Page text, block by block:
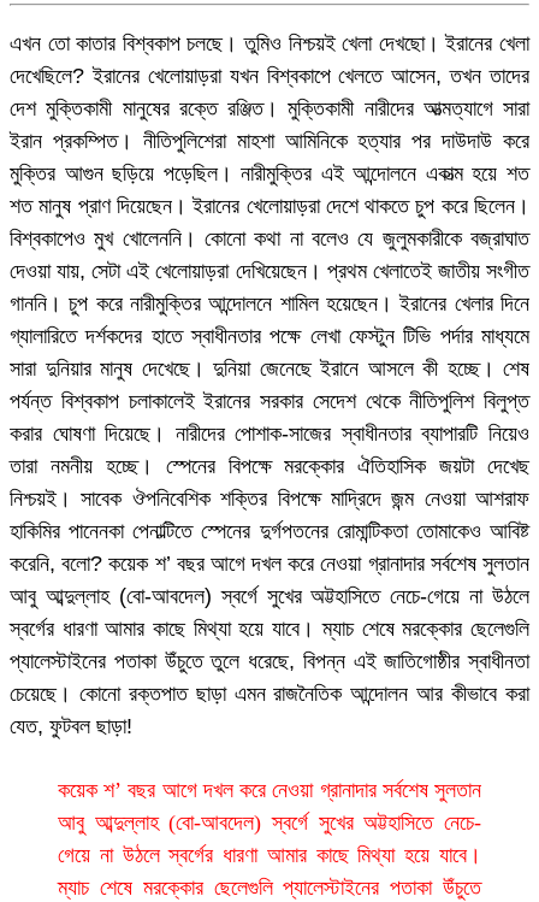
এখন তো কাতার বিশ্বকাপ চলছে। তুমিও নিশ্চয়ই খেলা দেখছো। ইরানের খেলা
দেখেছিলে? ইরানের খেলোয়াড়রা যখন বিশ্বকাপে খেলতে আসেন, তখন তাদের
দেশ মুক্তিকামী মানুষের রক্তে রঞ্জিত। মুক্তিকামী নারীদের আত্মত্যাগে সারা
ইরান প্রকম্পিত। নীতিপুলিশেরা মাহশা আমিনিকে হত্যার পর দাউদাউ করে
মুক্তির আগুন ছড়িয়ে পড়েছিল। নারীমুক্তির এই আন্দোলনে একাত্ম হয়ে শত
শত মানুষ প্রাণ দিয়েছেন। ইরানের খেলোয়াড়রা দেশে থাকতে চুপ করে ছিলেন।
বিশ্বকাপেও মুখ খোলেননি। কোনো কথা না বলেও যে জুলুমকারীকে বজ্রাঘাত
দেওয়া যায়, সেটা এই খেলোয়াড়রা দেখিয়েছেন। প্রথম খেলাতেই জাতীয় সংগীত
গাননি। চুপ করে নারীমুক্তির আন্দোলনে শামিল হয়েছেন। ইরানের খেলার দিনে
গ্যালারিতে দর্শকদের হাতে স্বাধীনতার পক্ষে লেখা ফেস্টুন টিভি পর্দার মাধ্যমে
সারা দুনিয়ার মানুষ দেখেছে। দুনিয়া জেনেছে ইরানে আসলে কী হচ্ছে। শেষ
পর্যন্ত বিশ্বকাপ চলাকালেই ইরানের সরকার সেদেশ থেকে নীতিপুলিশ বিলুপ্ত
করার ঘোষণা দিয়েছে। নারীদের পোশাক-সাজের স্বাধীনতার ব্যাপারটি নিয়েও
তারা নমনীয় হচ্ছে। স্পেনের বিপক্ষে মরক্কোর ঐতিহাসিক জয়টা দেখেছ
নিশ্চয়ই। সাবেক ঔপনিবেশিক শক্তির বিপক্ষে মাদ্রিদে জন্ম নেওয়া আশরাফ
হাকিমির পানেনকা পেনাল্টিতে স্পেনের দুর্গপতনের রোমান্টিকতা তোমাকেও আবিষ্ট
করেনি, বলো? কয়েক শ’ বছর আগে দখল করে নেওয়া গ্রানাদার সর্বশেষ সুলতান
আবু আব্দুল্লাহ (বো-আবদেল) স্বর্গে সুখের অট্টহাসিতে নেচে-গেয়ে না উঠলে
স্বর্গের ধারণা আমার কাছে মিথ্যা হয়ে যাবে। ম্যাচ শেষে মরক্কোর ছেলেগুলি
প্যালেস্টাইনের পতাকা উঁচুতে তুলে ধরেছে, বিপন্ন এই জাতিগোষ্ঠীর স্বাধীনতা
চেয়েছে। কোনো রক্তপাত ছাড়া এমন রাজনৈতিক আন্দোলন আর কীভাবে করা
যেত, ফুটবল ছাড়া!
কয়েক শ’ বছর আগে দখল করে নেওয়া গ্রানাদার সর্বশেষ সুলতান
আবু আব্দুল্লাহ (বো-আবদেল) স্বর্গে সুখের অট্টহাসিতে নেচে-
গেয়ে না উঠলে স্বর্গের ধারণা আমার কাছে মিথ্যা হয়ে যাবে।
ম্যাচ শেষে মরক্কোর ছেলেগুলি প্যালেস্টাইনের পতাকা উঁচুতে